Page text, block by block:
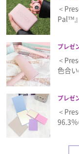
＜
Pal™
プレゼ
＜
色合
プレゼ
＜
96.3